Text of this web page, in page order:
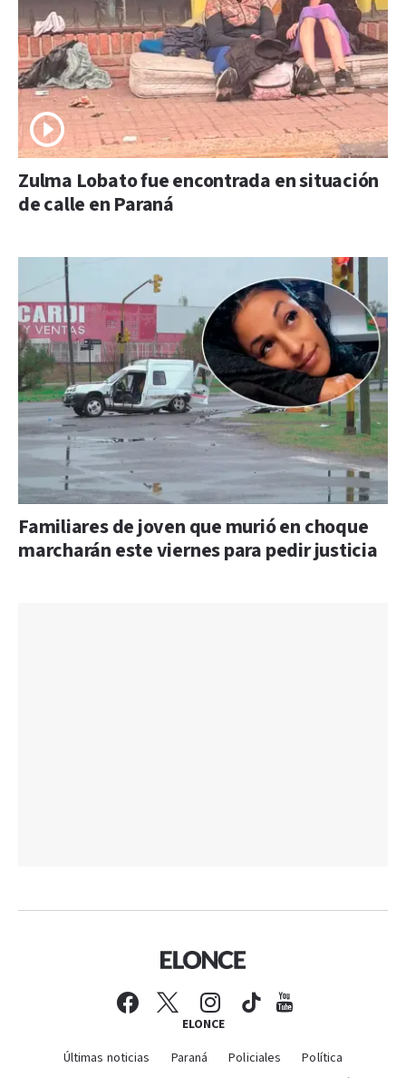
Zulma Lobato fue encontrada en situación
de calle en Paraná
Familiares de joven que murió en choque
marcharán este viernes para pedir justicia
ELONCE
Últimas noticias Paraná Policiales
Política